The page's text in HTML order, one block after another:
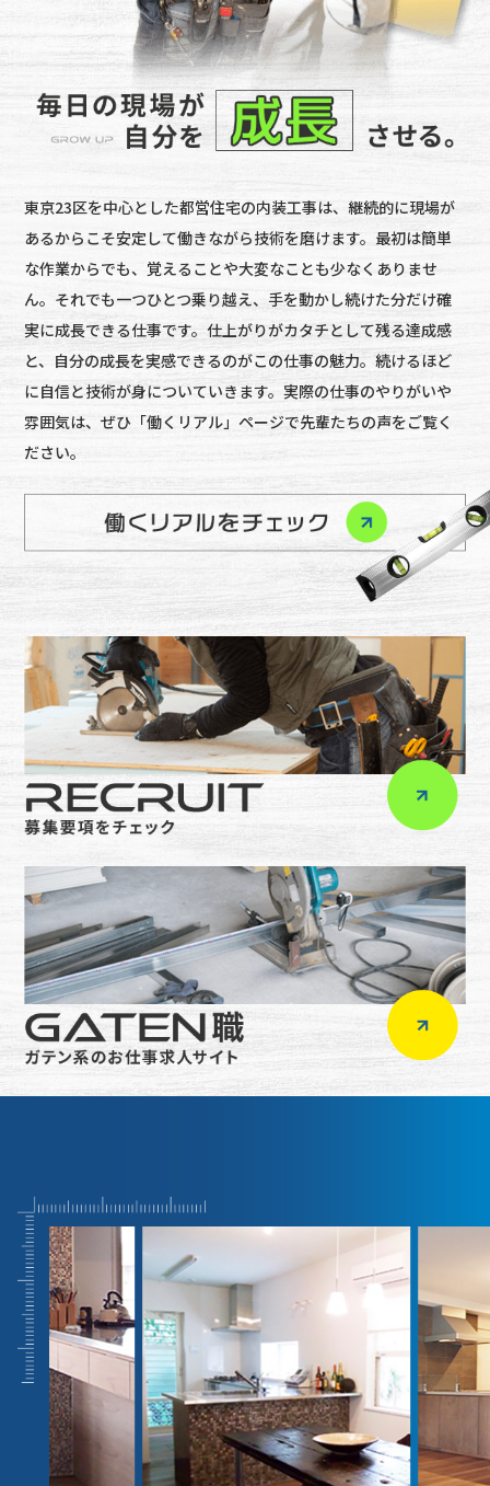
東京23区を中心とした都営住宅の内装工事は、継続的に現場が
あるからこそ安定して働きながら技術を磨けます。最初は簡単
な作業からでも、覚えることや大変なことも少なくありませ
ん。それでも一つひとつ乗り越え、手を動かし続けた分だけ確
実に成長できる仕事です。仕上がりがカタチとして残る達成感
と、自分の成長を実感できるのがこの仕事の魅力。続けるほど
に自信と技術が身についていきます。実際の仕事のやりがいや
雰囲気は、ぜひ「働くリアル」ページで先輩たちの声をご覧く
ださい。